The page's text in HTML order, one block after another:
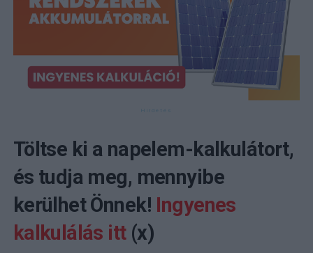
Töltse ki a napelem-kalkulátort,
és tudja meg, mennyibe
kerülhet Önnek! Ingyenes
kalkulálás itt (x)